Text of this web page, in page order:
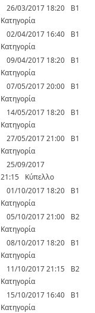
26/03/2017 18:20
Β1
Κατηγορία
02/04/2017 16:40
Β1
Κατηγορία
09/04/2017 18:20
Β1
Κατηγορία
07/05/2017 20:00
Β1
Κατηγορία
14/05/2017 18:20
Β1
Κατηγορία
27/05/2017 21:00
Β1
Κατηγορία
25/09/2017
21:15
Κύπελλο
01/10/2017 18:20
Β1
Κατηγορία
05/10/2017 21:00
Β2
Κατηγορία
08/10/2017 18:20
Β1
Κατηγορία
11/10/2017 21:15
Β2
Κατηγορία
15/10/2017 16:40
Β1
Κατηγορία